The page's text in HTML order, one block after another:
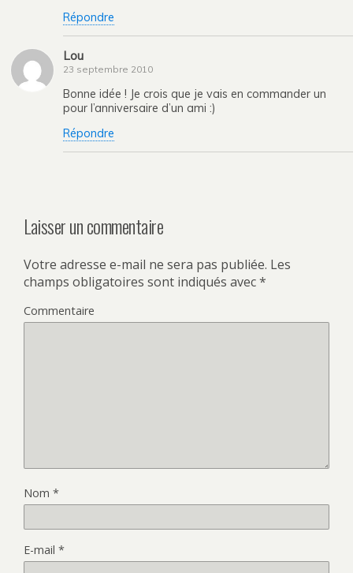
Répondre
Lou
23 septembre 2010
Bonne idée ! Je crois que je vais en commander un
pour l’anniversaire d’un ami :)
Répondre
Laisser un commentaire
Votre adresse e-mail ne sera pas publiée. Les
champs obligatoires sont indiqués avec*
Commentaire
Nom *
E-mail *